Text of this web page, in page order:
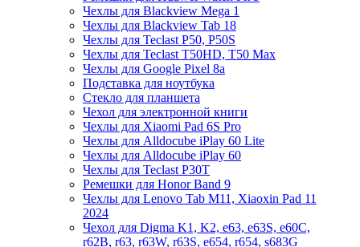
Чехлы для Blackview Mega 1
Чехлы для Blackview Tab 18
Чехлы для Teclast P50, P50S
Чехлы для Teclast T50HD, T50 Max
Чехлы для Google Pixel 8a
Подставка для ноутбука
Стекло для планшета
Чехол для электронной книги
Чехлы для Xiaomi Pad 6S Pro
Чехлы для Alldocube iPlay 60 Lite
Чехлы для Alldocube iPlay 60
Чехлы для Teclast P30T
Ремешки для Honor Band 9
Чехлы для Lenovo Tab M11, Xiaoxin Pad 11
2024
Чехол для Digma K1, K2, e63, e63S, e60C,
r62B, r63, r63W, r63S, e654, r654, s683G